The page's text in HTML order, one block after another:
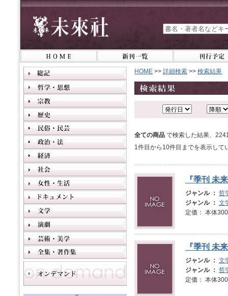
HOME >> 詳細検索 >> 検索結果
全ての商品 で検索した結果、
1件目から10件目までを表示して
『季刊 未
ジャンル ： 哲
ジャンル ： 文
定価： 本体
『季刊 未
ジャンル ： 文
ジャンル ： 哲
定価： 本体